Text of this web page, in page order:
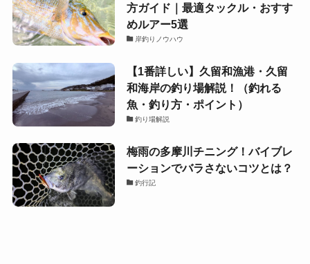
方ガイド｜最適タックル・おすす
めルアー5選
岸釣りノウハウ
【1番詳しい】久留和漁港・久留
和海岸の釣り場解説！（釣れる
魚・釣り方・ポイント）
釣り場解説
梅雨の多摩川チニング！バイブレ
ーションでバラさないコツとは？
釣行記